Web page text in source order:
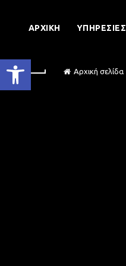
Ανοίξτε τη γραμμή εργαλείων
ΑΡΧΙΚΉ ΥΠΗΡΕΣΊΕΣ
Αρχική σελίδα